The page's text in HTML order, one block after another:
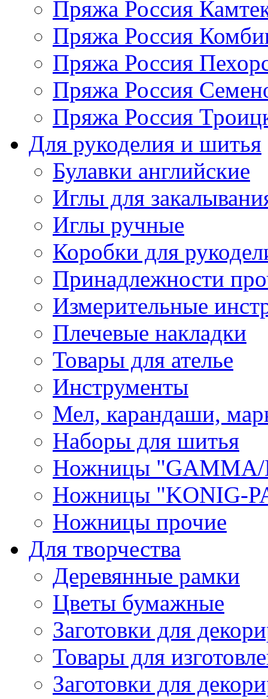
Пряжа Россия
Пряжа Россия
Пряжа Россия
Пряжа Россия
Пряжа Россия
Для рукоделия и шитья
Булавки английские
Иглы для
Иглы ручные
Коробки для
Принадлежности
Измерительные
Плечевые накладки
Товары для ателье
Инструменты
Мел, карандаши,
Наборы для шитья
Ножницы "GAMMA/
Ножницы "KONIG-
Ножницы прочие
Для творчества
Деревянные рамки
Цветы бумажные
Заготовки для
Товары для
Заготовки для